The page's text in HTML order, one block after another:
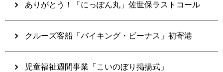
ありがとう！「にっぽん丸」佐世保ラストコール
クルーズ客船「バイキング・ビーナス」初寄港
児童福祉週間事業「こいのぼり掲揚式」